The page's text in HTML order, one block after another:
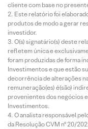
cliente com base no
Este relatório foi
produtos de modo a gerar
investidor.
O(s) signatário(s) deste
refletem única e
foram produzidas de forma
Investimentos e que estão
decorrência de alterações
remuneração(es) é(são)
provenientes dos negócios
Investimentos.
O analista responsável
da Resolução CVM nº 20/